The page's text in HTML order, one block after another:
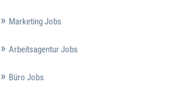
Marketing Jobs
Arbeitsagentur Jobs
Büro Jobs